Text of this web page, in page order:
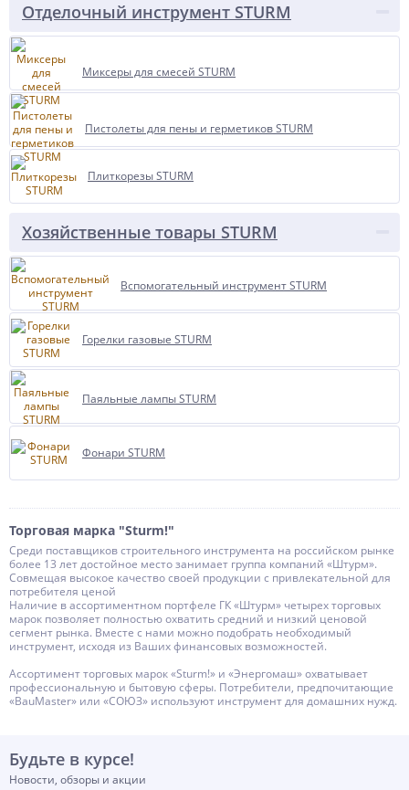
Отделочный инструмент STURM
Миксеры для смесей STURM
Пистолеты для пены и герметиков STURM
Плиткорезы STURM
Хозяйственные товары STURM
Вспомогательный инструмент STURM
Горелки газовые STURM
Паяльные лампы STURM
Фонари STURM
Торговая марка "Sturm!"
Среди поставщиков строительного инструмента на российском рынке
более 13 лет достойное место занимает группа компаний «Штурм».
Совмещая высокое качество своей продукции c привлекательной для
потребителя ценой
Наличие в ассортиментном портфеле ГК «Штурм» четырех торговых
марок позволяет полностью охватить средний и низкий ценовой
сегмент рынка. Вместе с нами можно подобрать необходимый
инструмент, исходя из Ваших финансовых возможностей.
Ассортимент торговых марок «Sturm!» и «Энергомаш» охватывает
профессиональную и бытовую сферы. Потребители, предпочитающие
«BauMaster» или «СОЮЗ» используют инструмент для домашних нужд.
Будьте в курсе!
Новости, обзоры и акции